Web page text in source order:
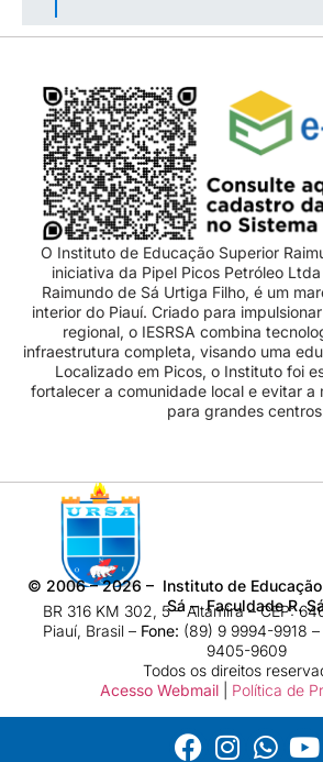
O Instituto de Educação Superior
iniciativa da Pipel Picos Petróleo
Raimundo de Sá Urtiga Filho, é um
interior do Piauí. Criado para
regional, o IESRSA combina
infraestrutura completa, visando uma
Localizado em Picos, o Instituto foi
fortalecer a comunidade local e evitar a
para grandes
© 2006 – 2026 – Instituto de
Sá – Faculdade R.
BR 316 KM 302, 5 – Altamira – CEP:
Piauí, Brasil – Fone: (89) 9 9994-9918​ –
9405-9609
Todos os direitos
Acesso Webmail
Política de